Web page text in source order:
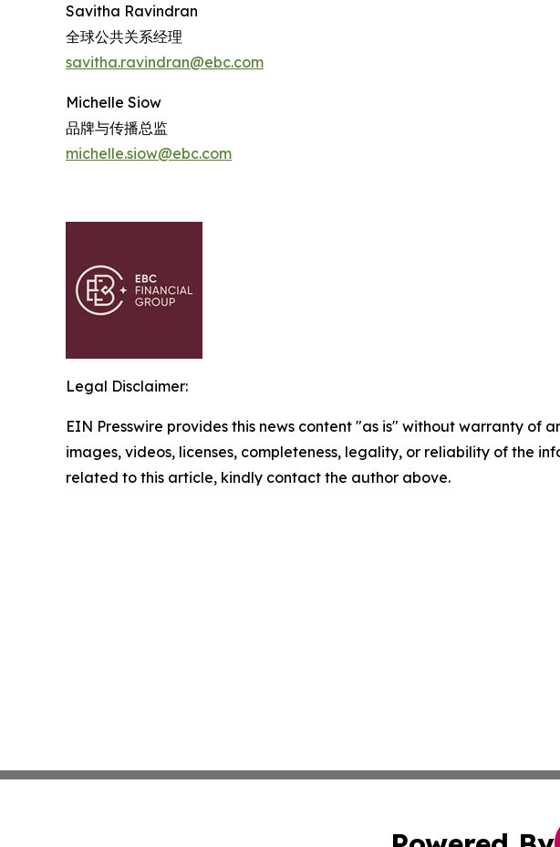
Savitha Ravindran
全球公共关系经理
savitha.ravindran@ebc.com
Michelle Siow
品牌与传播总监
michelle.siow@ebc.com
Legal Disclaimer:
EIN Presswire provides this news content "as is" without warranty
images, videos, licenses, completeness, legality, or reliability of the
related to this article, kindly contact the author above.